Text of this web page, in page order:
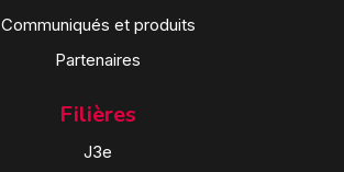
Communiqués et produits
Partenaires
Filières
J3e